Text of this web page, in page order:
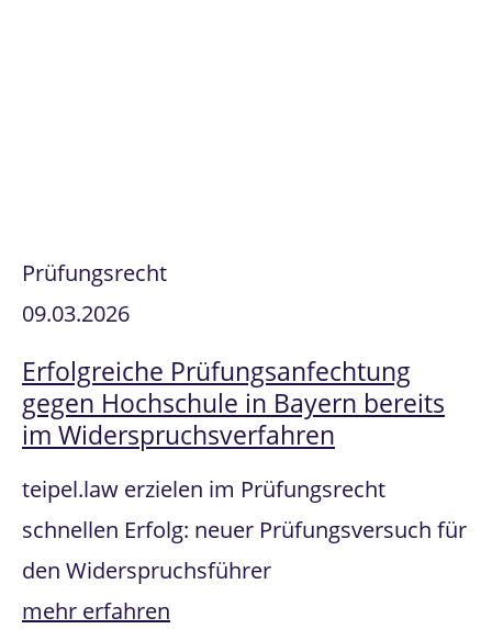
Prüfungsrecht
09.03.2026
Erfolgreiche Prüfungsanfechtung
gegen Hochschule in Bayern bereits
im Widerspruchsverfahren
teipel.law erzielen im Prüfungsrecht
schnellen Erfolg: neuer Prüfungsversuch für
den Widerspruchsführer
mehr erfahren